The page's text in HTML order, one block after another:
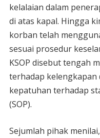
kelalaian dalam
di atas kapal. Hingga
korban telah
sesuai prosedur
KSOP disebut tengah
terhadap kelengkapan
kepatuhan terhadap
(SOP).
Sejumlah pihak